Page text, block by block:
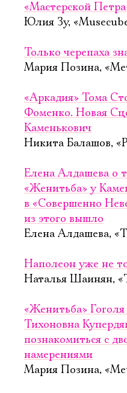
«Мастерской
Юлия Зу,
Только черепаха
Мария Позина,
«Аркадия» Тома
Фоменко. Новая
Каменькович
Никита Балашов,
Елена Алдашева о
«Женитьба» у
в «Совершенно
из этого вышло
Елена Алдашева,
Наполеон уже не
Наталья Шаинян,
«Женитьба»
Тихоновна
познакомиться с
намерениями
Мария Позина,